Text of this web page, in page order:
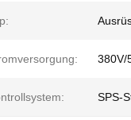
380V/
SPS-